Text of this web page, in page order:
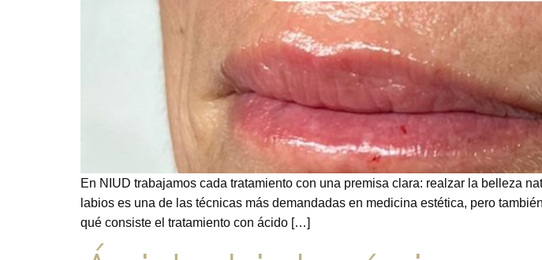
En NIUD trabajamos cada tratamiento con una premisa clara: realzar la belleza
labios es una de las técnicas más demandadas en medicina estética, pero
qué consiste el tratamiento con ácido […]